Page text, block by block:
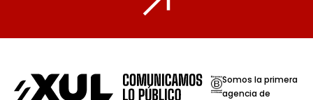
Somos la primera
agencia de